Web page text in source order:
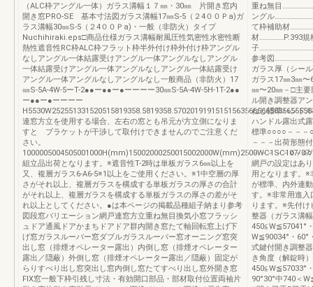
（ALC枠アングル一体）ガラス溝幅１７㎜・30㎜ 片開き窓内
開き窓PRO-SE 基本寸法図ガラス溝幅17㎜S-5（２4００Ｐa)ガ
ラス溝幅30㎜S-5（２4００Ｐa)・一般（非防火）タイプ
Nuchihiraki.eps□商品仕様ガラス溝幅耐風圧性気密性水密性断
熱性遮音性RC枠ALC枠フラット枠半外付け枠外付け枠アングル
なしアングル一体結露受けアングル一体アングルなしアングル
一体結露受けアングル一体アングルなしアングル一体結露受け
アングル一体アングルなしアングルなし一般商品（非防火）17
㎜S-5A-4W-5ーT-2●●ー●●ー●ーーーー30㎜S-5A-4W-5H-1T-2●●
ー●●ー●ーーーー
連窓方立を使用する場合、左右の窓とも吊元が方立側になりま
すと ブラケットが干渉して取付けできませんのでご注意くだ
さい。
1000005004505001000H(mm)15002000250015002000W(mm)2500WC1SC107/
組立品出荷となります。※遮音性T-2時は単板ガラス6㎜以上を
又、複層ガラス6-A6-5※1以上をご使用ください。※1中空層の厚
さがそれ以上、複層ガラスを構成する単板ガラスの厚さの合計
がそれ以上、複層ガラスを構成する単板ガラスの厚さの差がそ
れ以上としてください。●は本ページの掲載品種組子納まり参考
図段窓バリエーション網戸連窓方立重ね無目換気小窓フラッシ
ュドア通風ドアかまちドアドア群内開き窓たて軸回転窓上げ下
げ窓ガラスルーバー窓ダブルガラスルーバー窓オーニング窓突
出し窓（排煙オペレーター露出）内倒し窓（排煙オペレーター
露出／隠蔽）外倒し窓（排煙オペレーター露出／隠蔽）固定が
らりすべり出し窓突出し窓内倒し窓たてすべり出し窓外開き窓
FIX窓一般下枠引残し寸法・有効開口部品・部材取付位置両袖片
重ね無目
ングル
て枠補助材
材……………P.393
子
参考図
ガラス厚（シー
ガラス17㎜3㎜
㎜〜20㎜－□主
ル開き調整器ア
ねじ標準ハンド
ハンドル露出式
標準○○○○－－－
－－－出荷形態
－－－－－○－
網戸の設定はあ
用となります。※
が標準、内外連
す。※非常用進入
ります。※先付
整器（ガラス溝
450≦W≦57041°
W≦90034°・60°
式鍵付開き調整
き角度（解錠時
450≦W≦57033°
90°30°中740＜